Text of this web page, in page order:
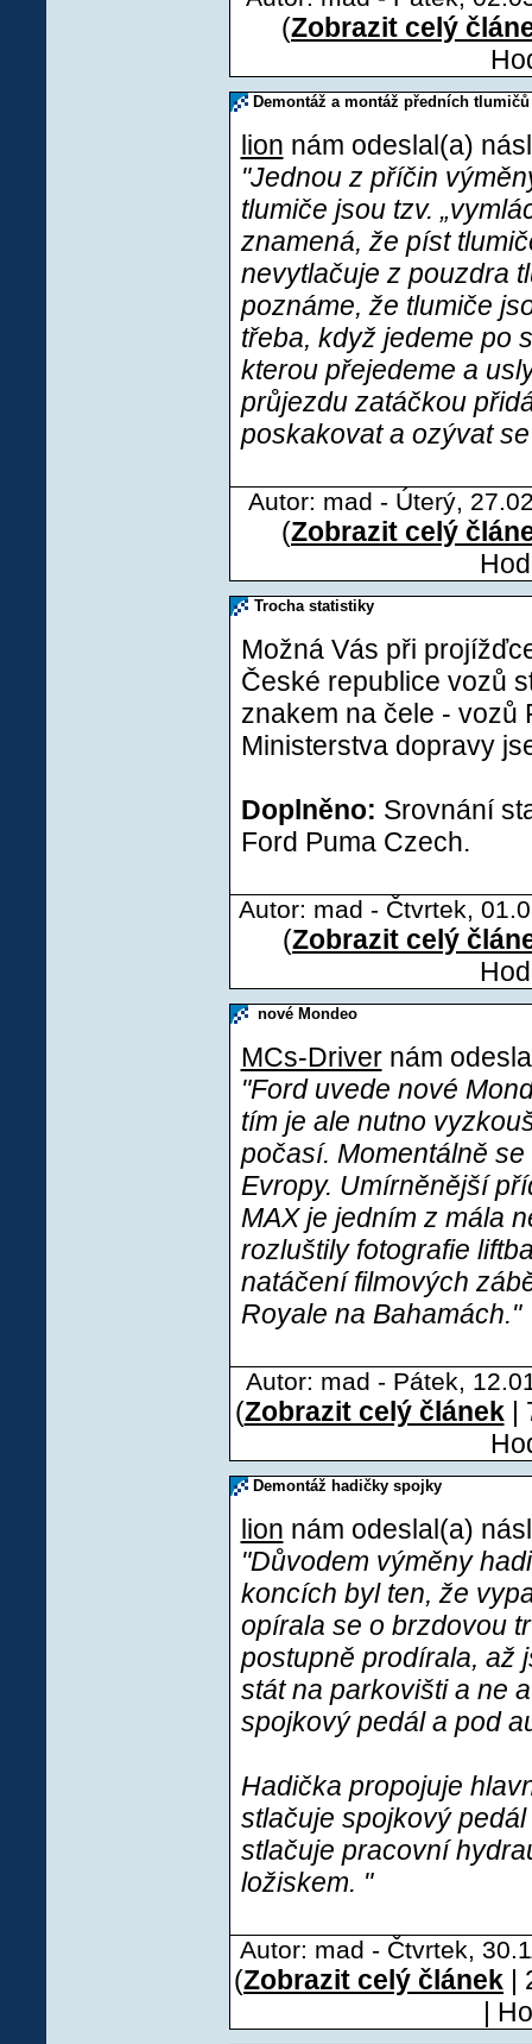
(Zobrazit celý
Demontáž a montáž předních tlumičů
lion nám odeslal(a)
"Jednou z příčin
tlumiče jsou tzv.
znamená, že píst
nevytlačuje z pouzdra
poznáme, že tlumiče
třeba, když jedeme po
kterou přejedeme a
průjezdu zatáčkou
poskakovat a ozývat
Autor: mad - Úterý,
(Zobrazit celý
Trocha statistiky
Možná Vás při
České republice vozů
znakem na čele - vozů
Ministerstva dopravy
Doplněno: Srovnání
Ford Puma Czech.
Autor: mad - Čtvrtek,
(Zobrazit celý
nové Mondeo
MCs-Drivernám
"Ford uvede nové
tím je ale nutno
počasí. Momentálně
Evropy. Umírněnější
MAX je jedním z mála
rozluštily fotografie
natáčení filmových
Royale na Bahamách."
Autor: mad - Pátek,
(Zobrazit celý článek|
Demontáž hadičky spojky
lion nám odeslal(a)
"Důvodem výměny
koncích byl ten, že
opírala se o brzdovou
postupně prodírala, až
stát na parkovišti a ne
spojkový pedál a pod
Hadička propojuje
stlačuje spojkový
stlačuje pracovní
ložiskem. "
Autor: mad - Čtvrtek,
(Zobrazit celý článek |
|